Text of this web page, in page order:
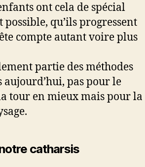
ont cela de spécial
possible, qu’ils progressent
compte autant voire plus
partie des méthodes
aujourd’hui, pas pour le
tour en mieux mais pour la
catharsis